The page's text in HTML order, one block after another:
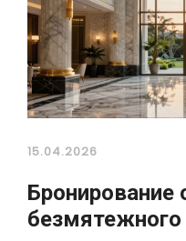
15.04.2026
Бронирование
безмятежного